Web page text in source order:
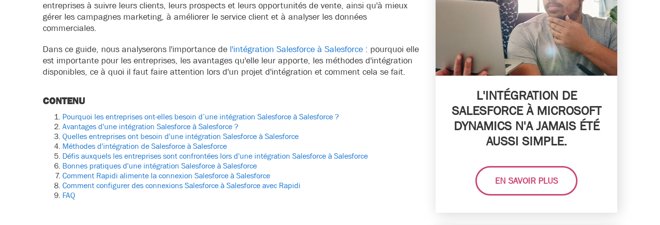
entreprises à suivre leurs clients, leurs prospects et leurs opportunités de vente, ainsi qu'à mieux
gérer les campagnes marketing, à améliorer le service client et à analyser les données
commerciales.
Dans ce guide, nous analyserons l'importance de l'intégration Salesforce à Salesforce : pourquoi elle
est importante pour les entreprises, les avantages qu'elle leur apporte, les méthodes d'intégration
disponibles, ce à quoi il faut faire attention lors d'un projet d'intégration et comment cela se fait.
CONTENU
Pourquoi les entreprises ont-elles besoin d’une intégration Salesforce à Salesforce ?
Avantages d'une intégration Salesforce à Salesforce ?
Quelles entreprises ont besoin d'une intégration Salesforce à Salesforce
Méthodes d'intégration de Salesforce à Salesforce
Défis auxquels les entreprises sont confrontées lors d'une intégration Salesforce à Salesforce
Bonnes pratiques d'une intégration Salesforce à Salesforce
Comment Rapidi alimente la connexion Salesforce à Salesforce
Comment configurer des connexions Salesforce à Salesforce avec Rapidi
FAQ
L'INTÉGRATION DE
SALESFORCE À MICROSOFT
DYNAMICS N'A JAMAIS ÉTÉ
AUSSI SIMPLE.
EN SAVOIR PLUS